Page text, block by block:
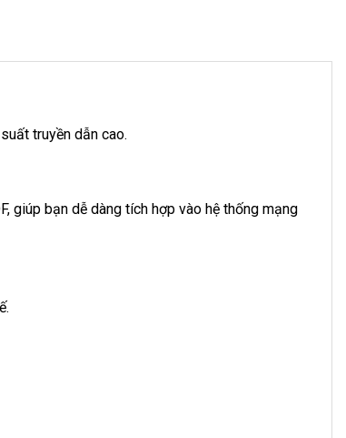
truyền dẫn cao.
giúp bạn dễ dàng tích hợp vào hệ thống mạng